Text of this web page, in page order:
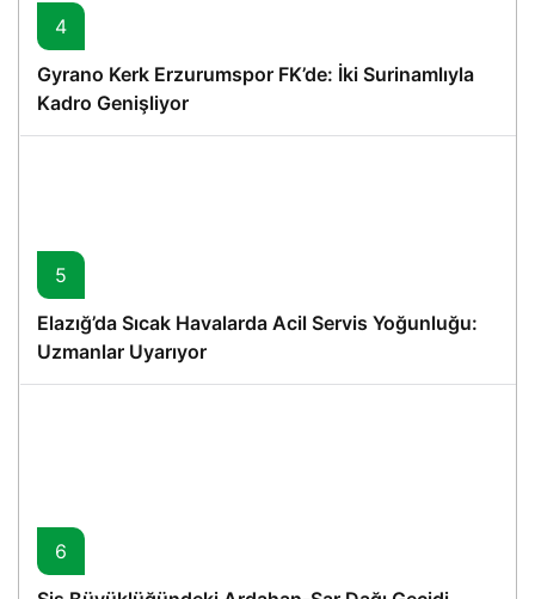
4
Gyrano Kerk Erzurumspor FK’de: İki Surinamlıyla
Kadro Genişliyor
5
Elazığ’da Sıcak Havalarda Acil Servis Yoğunluğu:
Uzmanlar Uyarıyor
6